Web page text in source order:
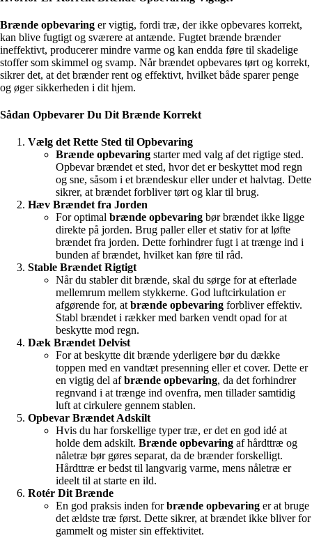
Brænde opbevaring er vigtig, fordi træ, der ikke opbevares korrekt,
kan blive fugtigt og sværere at antænde. Fugtet brænde brænder
ineffektivt, producerer mindre varme og kan endda føre til skadelige
stoffer som skimmel og svamp. Når brændet opbevares tørt og korrekt,
sikrer det, at det brænder rent og effektivt, hvilket både sparer penge
og øger sikkerheden i dit hjem.
Sådan Opbevarer Du Dit Brænde Korrekt
Vælg det Rette Sted til Opbevaring
Brænde opbevaring starter med valg af det rigtige sted.
Opbevar brændet et sted, hvor det er beskyttet mod regn
og sne, såsom i et brændeskur eller under et halvtag. Dette
sikrer, at brændet forbliver tørt og klar til brug.
Hæv Brændet fra Jorden
For optimal brænde opbevaring bør brændet ikke ligge
direkte på jorden. Brug paller eller et stativ for at løfte
brændet fra jorden. Dette forhindrer fugt i at trænge ind i
bunden af brændet, hvilket kan føre til råd.
Stable Brændet Rigtigt
Når du stabler dit brænde, skal du sørge for at efterlade
mellemrum mellem stykkerne. God luftcirkulation er
afgørende for, at brænde opbevaring forbliver effektiv.
Stabl brændet i rækker med barken vendt opad for at
beskytte mod regn.
Dæk Brændet Delvist
For at beskytte dit brænde yderligere bør du dække
toppen med en vandtæt presenning eller et cover. Dette er
en vigtig del afbrænde opbevaring, da det forhindrer
regnvand i at trænge ind ovenfra, men tillader samtidig
luft at cirkulere gennem stablen.
Opbevar Brændet Adskilt
Hvis du har forskellige typer træ, er det en god idé at
holde dem adskilt. Brænde opbevaring af hårdttræ og
nåletræ bør gøres separat, da de brænder forskelligt.
Hårdttræ er bedst til langvarig varme, mens nåletræ er
ideelt til at starte en ild.
Rotér Dit Brænde
En god praksis inden forbrænde opbevaring er at bruge
det ældste træ først. Dette sikrer, at brændet ikke bliver for
gammelt og mister sin effektivitet.